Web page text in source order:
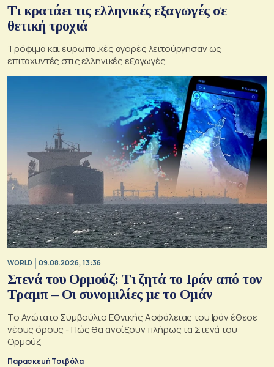
Τι κρατάει τις ελληνικές εξαγωγές σε
θετική τροχιά
Τρόφιμα και ευρωπαϊκές αγορές λειτούργησαν ως
επιταχυντές στις ελληνικές εξαγωγές
WORLD 09.08.2026, 13:36
Στενά του Ορμούζ: Τι ζητά το Ιράν από τον
Τραμπ – Οι συνομιλίες με το Ομάν
Το Ανώτατο Συμβούλιο Εθνικής Ασφάλειας του Ιράν έθεσε
νέους όρους - Πώς θα ανοίξουν πλήρως τα Στενά του
Ορμούζ
Παρασκευή Τσιβόλα